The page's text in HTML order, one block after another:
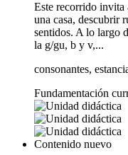
Este recorrido invita
una casa, descubrir
sentidos. A lo largo
la g/gu, b y v,...
consonantes,
Fundamentación
Contenido nuevo